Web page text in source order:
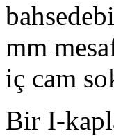
mm
iç cam
Bir I-